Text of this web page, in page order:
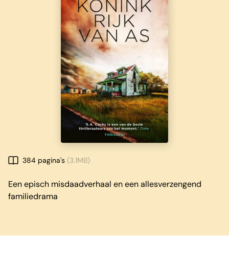
384 pagina's (3.1MB)
Een episch misdaadverhaal en een allesverzengend
familiedrama